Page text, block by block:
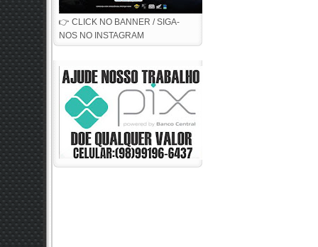
👉 CLICK NO BANNER / SIGA-
NOS NO INSTAGRAM